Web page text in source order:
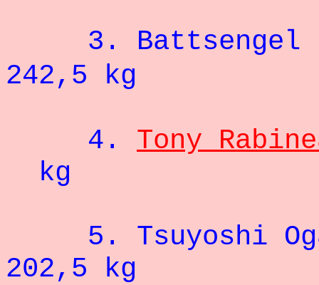
3. Battsengel
242,5 kg
4.
Tony
kg
5. Tsuyoshi
202,5 kg